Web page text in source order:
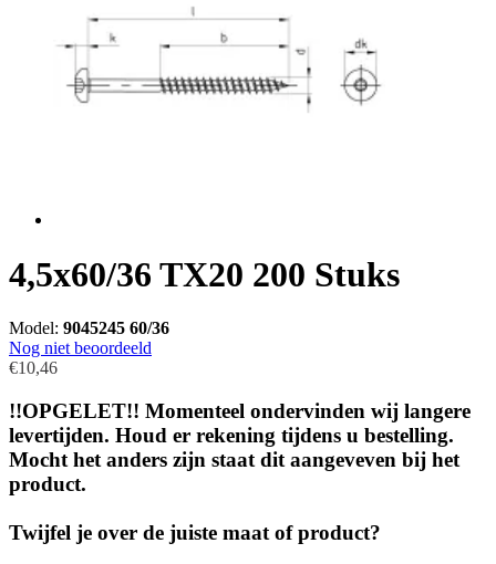
4,5x60/36 TX20 200 Stuks
Model: 9045245 60/36
Nog niet beoordeeld
€10,46
!!OPGELET!! Momenteel ondervinden wij langere
levertijden. Houd er rekening tijdens u bestelling.
Mocht het anders zijn staat dit aangeveven bij het
product.
Twijfel je over de juiste maat of product?